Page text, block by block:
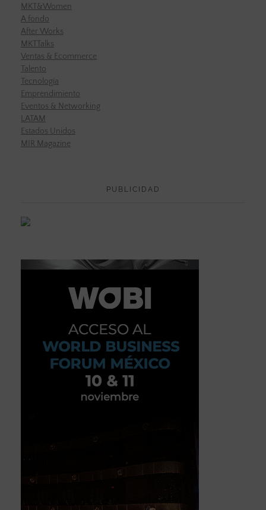
MKT&Women
A fondo
After Works
MKTTalks
Ventas & Ecommerce
Talento
Tecnología
Emprendimiento
Eventos & Networking
LATAM
Estados Unidos
MIR Magazine
PUBLICIDAD